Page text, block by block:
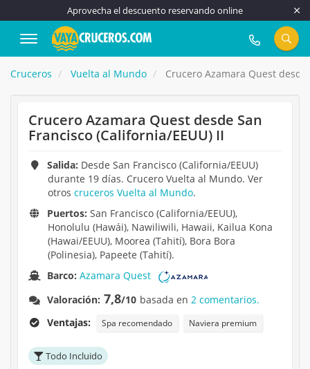
Aprovecha el descuento reservando online
917 815 555
Cruceros Vuelta al Mundo Crucero Azamara Quest
Crucero Azamara Quest desde San
Francisco (California/EEUU) II
Salida: Desde San Francisco (California/EEUU)
durante 19 días. Crucero Vuelta al Mundo. Ver
otros cruceros Vuelta al Mundo.
Puertos: San Francisco (California/EEUU),
Honolulu (Hawái), Nawiliwili, Hawaii, Kailua Kona
(Hawai/EEUU), Moorea (Tahití), Bora Bora
(Polinesia), Papeete (Tahití).
Barco:Azamara Quest
Valoración: 7,8/10 basada en2 comentarios.
Ventajas:
Spa recomendado Naviera premium
Todo Incluido